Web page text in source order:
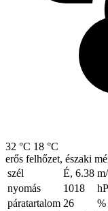
32 °C 18 °C
erős felhőzet, északi
szél
É, 6.38
nyomás
1018
páratartalom 26
%